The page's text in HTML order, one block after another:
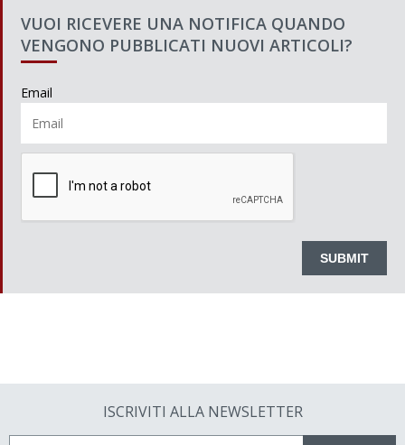
VUOI RICEVERE UNA NOTIFICA QUANDO
VENGONO PUBBLICATI NUOVI ARTICOLI?
Email
ISCRIVITI ALLA NEWSLETTER